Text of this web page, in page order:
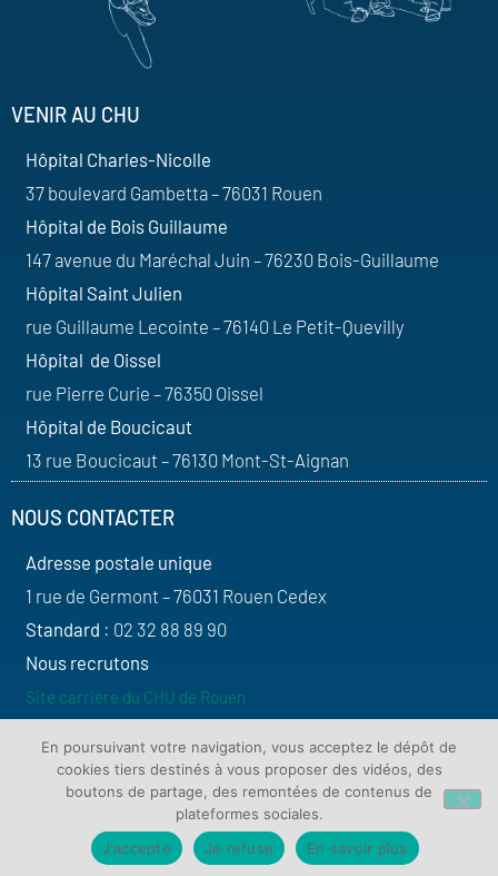
VENIR AU CHU
Hôpital Charles-Nicolle
37 boulevard Gambetta – 76031 Rouen
Hôpital de Bois Guillaume
147 avenue du Maréchal Juin – 76230 Bois-Guillaume
Hôpital Saint Julien
rue Guillaume Lecointe – 76140 Le Petit-Quevilly
Hôpital de Oissel
rue Pierre Curie – 76350 Oissel
Hôpital de Boucicaut
13 rue Boucicaut – 76130 Mont-St-Aignan
NOUS CONTACTER
Adresse postale unique
1 rue de Germont – 76031 Rouen Cedex
Standard : 02 32 88 89 90
Nous recrutons
Site carrière du CHU de Rouen
SUIVEZ-NOUS
Plan du siteMentions légales Protection de vos données
En poursuivant votre navigation, vous acceptez le dépôt de
cookies tiers destinés à vous proposer des vidéos, des
boutons de partage, des remontées de contenus de
plateformes sociales.
J'accepte
Je refuse En savoir plus